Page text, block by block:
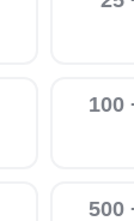
100
500